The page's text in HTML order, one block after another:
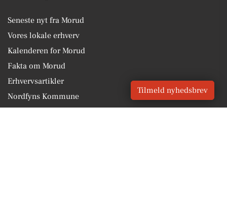
Seneste nyt fra Morud
Vores lokale erhverv
Kalenderen for Morud
Fakta om Morud
Erhvervsartikler
Nordfyns Kommune
Tilmeld nyhedsbrev